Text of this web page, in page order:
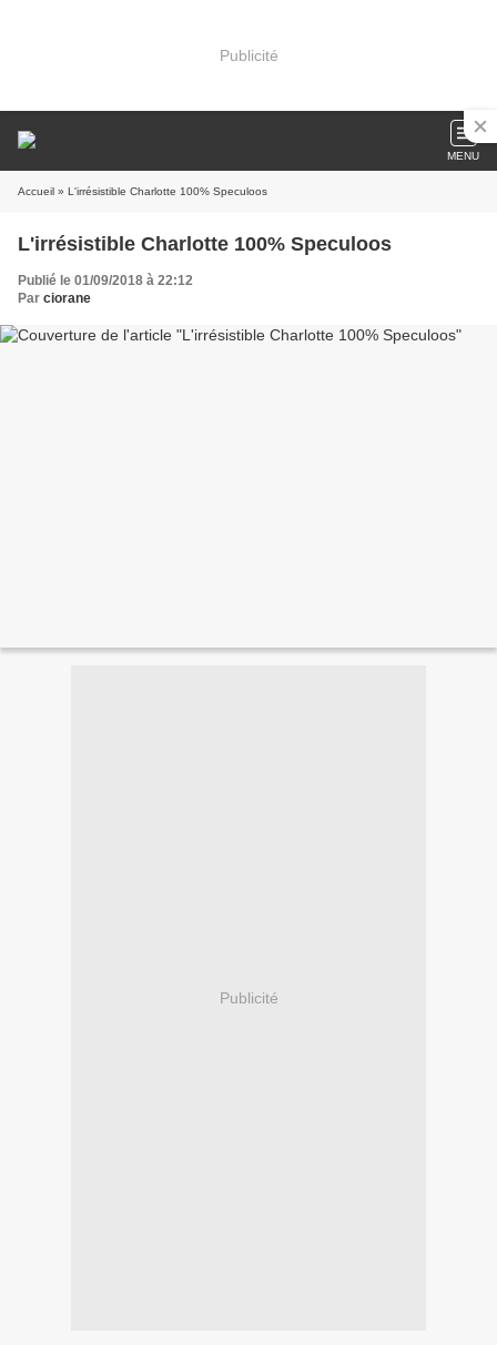
Publicité
MENU
Accueil » L'irrésistible Charlotte 100% Speculoos
L'irrésistible Charlotte 100% Speculoos
Publié le 01/09/2018 à 22:12
Par ciorane
Publicité